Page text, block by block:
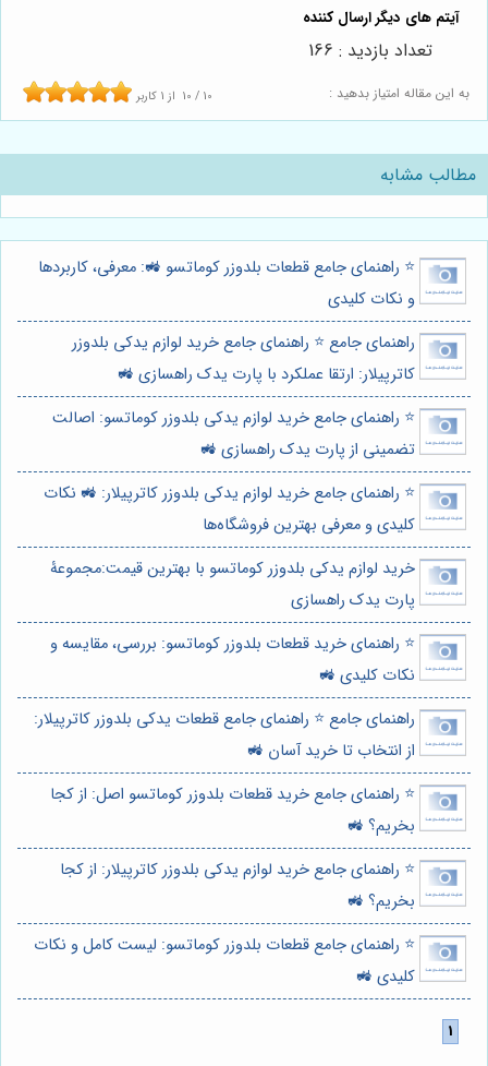
به این مقاله امتیاز بدهید : 10 / 10 از 1 کاربر
تعداد بازدید : 166
مطالب مشابه
⭐️ راهنمای جامع قطعات بلدوزر کوماتسو 🚜: معرفی، کاربردها
و نکات کلیدی
راهنمای جامع ⭐️ راهنمای جامع خرید لوازم یدکی بلدوزر
کاترپیلار: ارتقا عملکرد با پارت یدک راهسازی 🚜
⭐️ راهنمای جامع خرید لوازم یدکی بلدوزر کوماتسو: اصالت
تضمینی از پارت یدک راهسازی 🚜
⭐️ راهنمای جامع خرید لوازم یدکی بلدوزر کاترپیلار: 🚜 نکات
کلیدی و معرفی بهترین فروشگاه‌ها
خرید لوازم یدکی بلدوزر کوماتسو با بهترین قیمت:مجموعۀ
پارت یدک راهسازی
⭐️ راهنمای خرید قطعات بلدوزر کوماتسو: بررسی، مقایسه و
نکات کلیدی 🚜
راهنمای جامع ⭐️ راهنمای جامع قطعات یدکی بلدوزر کاترپیلار:
از انتخاب تا خرید آسان 🚜
⭐️ راهنمای جامع خرید قطعات بلدوزر کوماتسو اصل: از کجا
بخریم؟ 🚜
⭐️ راهنمای جامع خرید لوازم یدکی بلدوزر کاترپیلار: از کجا
بخریم؟ 🚜
⭐️ راهنمای جامع قطعات بلدوزر کوماتسو: لیست کامل و نکات
کلیدی 🚜